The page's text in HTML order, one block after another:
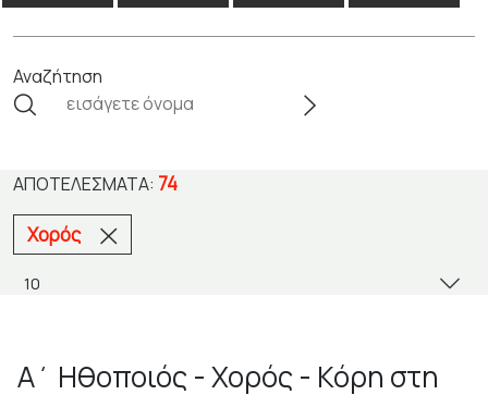
Αναζήτηση
ΑΠΟΤΕΛΈΣΜΑΤΑ: 74
Χορός
Α΄ Ηθοποιός - Χορός - Κόρη στη